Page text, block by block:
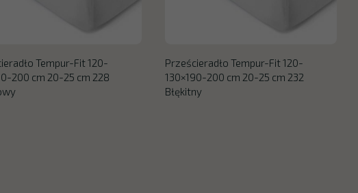
Tempur-Fit 120-
200 cm 20-25 cm 228
Prześcieradło Tempur-Fit 120-
130×190-200 cm 20-25 cm 232
Błękitny